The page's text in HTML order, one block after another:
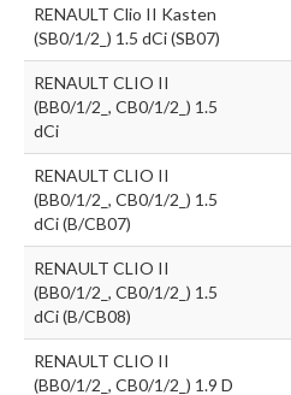
RENAULT Clio II Kasten
(SB0/1/2_) 1.5 dCi (SB07)
RENAULT CLIO II
(BB0/1/2_, CB0/1/2_) 1.5
dCi
RENAULT CLIO II
(BB0/1/2_, CB0/1/2_) 1.5
dCi (B/CB07)
RENAULT CLIO II
(BB0/1/2_, CB0/1/2_) 1.5
dCi (B/CB08)
RENAULT CLIO II
(BB0/1/2_, CB0/1/2_) 1.9 D